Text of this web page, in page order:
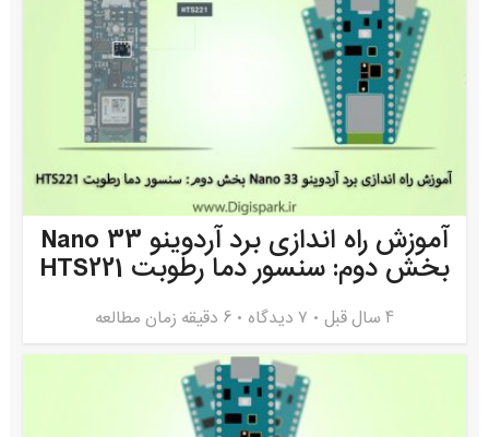
آموزش راه اندازی برد آردوینو Nano 33
بخش دوم: سنسور دما رطوبت HTS221
4 سال قبل ۷ دیدگاه 6 دقیقه زمان مطالعه